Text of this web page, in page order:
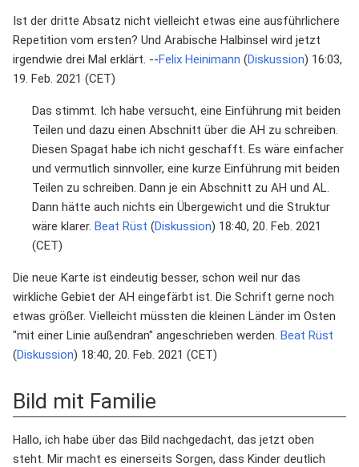
Ist der dritte Absatz nicht vielleicht etwas eine ausführlichere
Repetition vom ersten? Und Arabische Halbinsel wird jetzt
irgendwie drei Mal erklärt. --Felix Heinimann (Diskussion) 16:03,
19. Feb. 2021 (CET)
Das stimmt. Ich habe versucht, eine Einführung mit beiden
Teilen und dazu einen Abschnitt über die AH zu schreiben.
Diesen Spagat habe ich nicht geschafft. Es wäre einfacher
und vermutlich sinnvoller, eine kurze Einführung mit beiden
Teilen zu schreiben. Dann je ein Abschnitt zu AH und AL.
Dann hätte auch nichts ein Übergewicht und die Struktur
wäre klarer. Beat Rüst (Diskussion) 18:40, 20. Feb. 2021
(CET)
Die neue Karte ist eindeutig besser, schon weil nur das
wirkliche Gebiet der AH eingefärbt ist. Die Schrift gerne noch
etwas größer. Vielleicht müssten die kleinen Länder im Osten
"mit einer Linie außendran" angeschrieben werden. Beat Rüst
(Diskussion) 18:40, 20. Feb. 2021 (CET)
Bild mit Familie
Hallo, ich habe über das Bild nachgedacht, das jetzt oben
steht. Mir macht es einerseits Sorgen, dass Kinder deutlich